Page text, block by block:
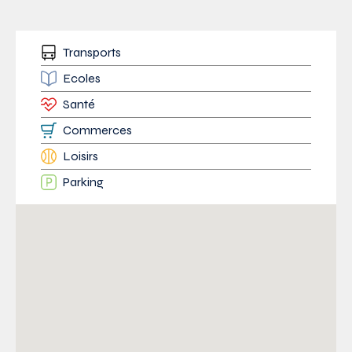
Transports
Ecoles
Santé
Commerces
Loisirs
Parking